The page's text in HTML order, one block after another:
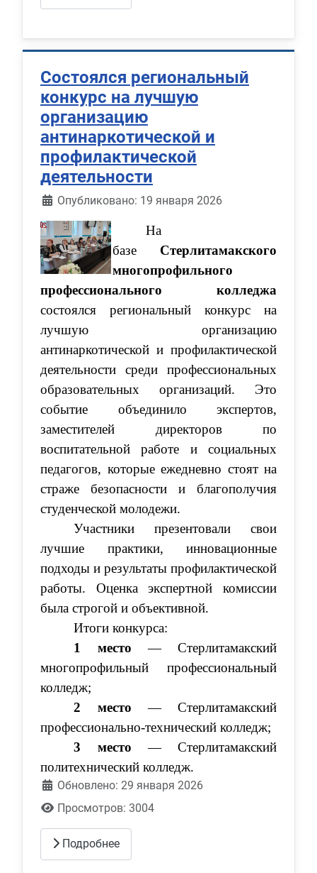
Состоялся региональный
конкурс на лучшую
организацию
антинаркотической и
профилактической
деятельности
Информация о материале
Опубликовано: 19 января 2026
На
базе Стерлитамакского
многопрофильного
профессионального колледжа
состоялся региональный конкурс на
лучшую организацию
антинаркотической и профилактической
деятельности среди профессиональных
образовательных организаций. Это
событие объединило экспертов,
заместителей директоров по
воспитательной работе и социальных
педагогов, которые ежедневно стоят на
страже безопасности и благополучия
студенческой молодежи.
Участники презентовали свои
лучшие практики, инновационные
подходы и результаты профилактической
работы. Оценка экспертной комиссии
была строгой и объективной.
Итоги конкурса:
1 место — Стерлитамакский
многопрофильный профессиональный
колледж;
2 место — Стерлитамакский
профессионально-технический колледж;
3 место — Стерлитамакский
политехнический колледж.
Обновлено: 29 января 2026
Просмотров: 3004
Подробнее